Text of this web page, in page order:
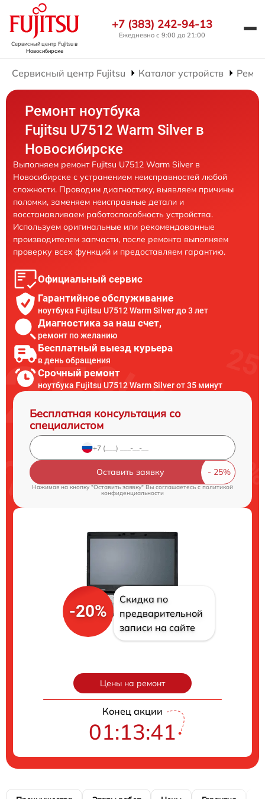
Сервисный центр Fujitsuв
Новосибирске
+7 (383) 242-94-13
Ежедневно с 9:00 до 21:00
Сервисный центр Fujitsu Каталог устройств
Ремонт ноутбука
Fujitsu U7512 Warm Silver в
Новосибирске
Выполняем ремонт Fujitsu U7512 Warm Silver в
Новосибирске с устранением неисправностей любой
сложности. Проводим диагностику, выявляем причины
поломки, заменяем неисправные детали и
восстанавливаем работоспособность устройства.
Используем оригинальные или рекомендованные
производителем запчасти, после ремонта выполняем
проверку всех функций и предоставляем гарантию.
Официальный сервис
Гарантийное обслуживание
ноутбука Fujitsu U7512 Warm Silver до 3 лет
Диагностика за наш счет,
ремонт по желанию
Бесплатный выезд курьера
в день обращения
Срочный ремонт
ноутбука Fujitsu U7512 Warm Silver от 35 минут
Бесплатная консультация со
специалистом
Оставить заявку
Нажимая на кнопку "Оставить заявку" Вы соглашаетесь cполитикой
конфиденциальности
-20%
Скидка по
предварительной
записи на сайте
Цены на ремонт
Конец акции
01:13:40